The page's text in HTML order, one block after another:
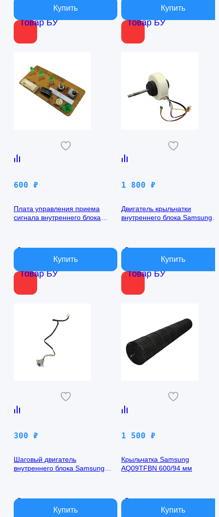
Товар БУ Товар БУ
Товар БУ
600 ₽
Плата управления приема
сигнала внутреннего блока
В наличии
Товар БУ
1 800 ₽
Двигатель крыльчатки
внутреннего блока Samsung
В наличии
300 ₽
Шаговый двигатель
внутреннего блока Samsung
В наличии
1 500 ₽
Крыльчатка Samsung
AQ09TFBN 600/94 мм
В наличии